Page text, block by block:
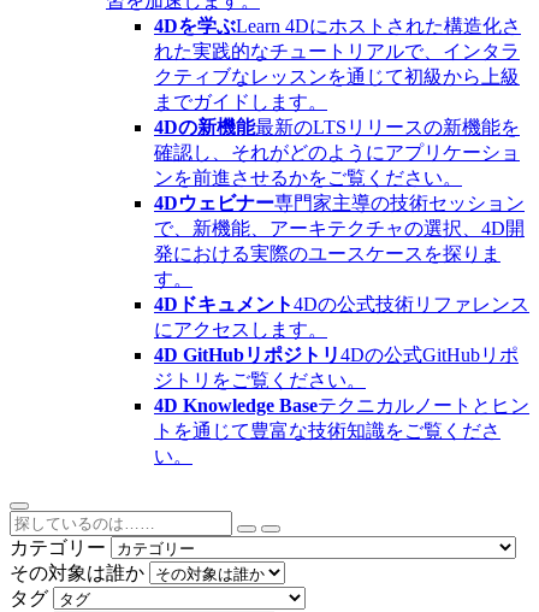
4Dを学ぶLearn 4Dにホストされた構造化さ
れた実践的なチュートリアルで、インタラ
クティブなレッスンを通じて初級から上級
までガイドします。
4Dの新機能最新のLTSリリースの新機能を
確認し、それがどのようにアプリケーショ
ンを前進させるかをご覧ください。
4Dウェビナー専門家主導の技術セッション
で、新機能、アーキテクチャの選択、4D開
発における実際のユースケースを探りま
す。
4Dドキュメント4Dの公式技術リファレンス
にアクセスします。
4D GitHubリポジトリ4Dの公式GitHubリポ
ジトリをご覧ください。
4D Knowledge Baseテクニカルノートとヒン
トを通じて豊富な技術知識をご覧くださ
い。
カテゴリー
その対象は誰か
タグ